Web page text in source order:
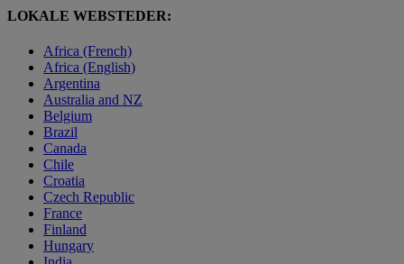
LOKALE WEBSTEDER:
Africa (French)
Africa (English)
Argentina
Australia and NZ
Belgium
Brazil
Canada
Chile
Croatia
Czech Republic
France
Finland
Hungary